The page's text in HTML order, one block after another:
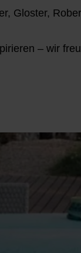
Gloster,
– wir